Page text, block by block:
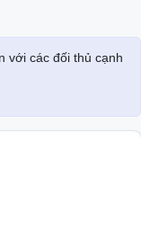
với các đối thủ cạnh